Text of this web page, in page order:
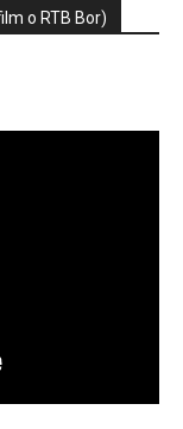
o RTB Bor)